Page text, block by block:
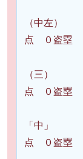
（中左
点 ０盗塁
（三）
点 ０盗塁
「中」
点 ０盗塁